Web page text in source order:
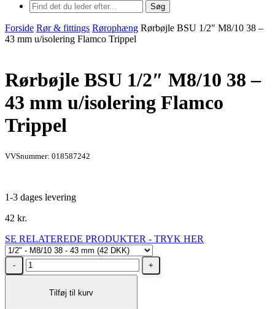
Søg
Forside Rør & fittings Rørophæng Rørbøjle BSU 1/2″ M8/10 38 –
43 mm u/isolering Flamco Trippel
Rørbøjle BSU 1/2″ M8/10 38 –
43 mm u/isolering Flamco
Trippel
VVSnummer: 018587242
1-3 dages levering
42 kr.
SE RELATEREDE PRODUKTER - TRYK HER
Rørbøjle
BSU
Tilføj til kurv